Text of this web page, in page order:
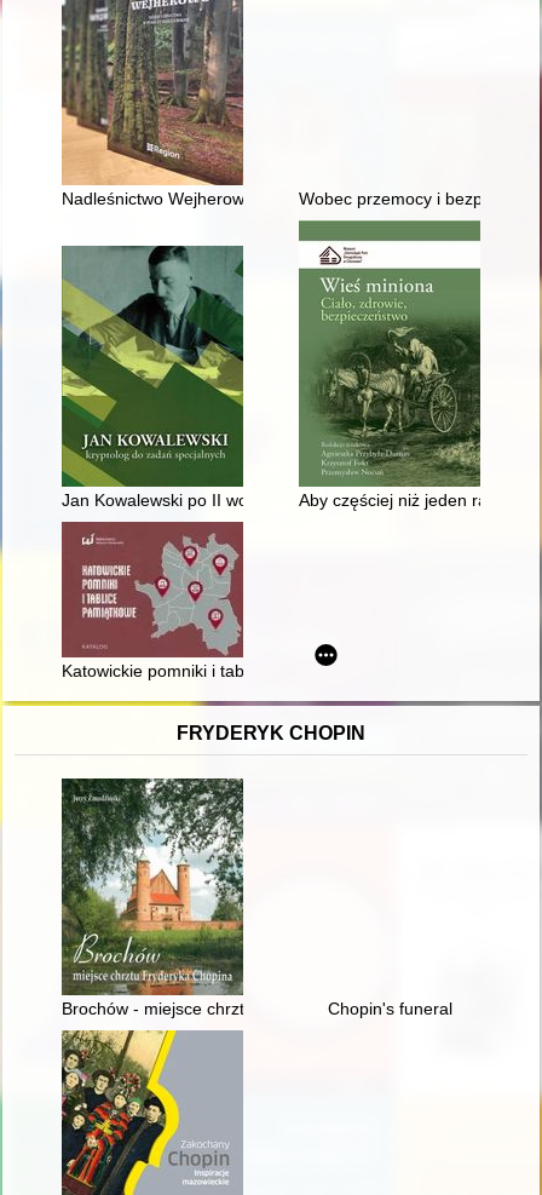
Nadleśnictwo Wejherowo : dzieje leśnictwa w Puszczy
Wobec przemocy i bezprawia :
Jan Kowalewski po II wojnie światowej : "East Europe and
Aby częściej niż jeden raz w
Katowickie pomniki i tablice pamiątkowe : katalog
FRYDERYK CHOPIN
Brochów - miejsce chrztu Fryderyka Chopina
Chopin's funeral